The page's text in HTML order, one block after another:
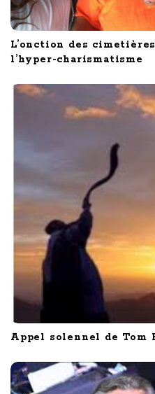
L’onction des
l’hyper-charismatisme
Appel solennel de Tom